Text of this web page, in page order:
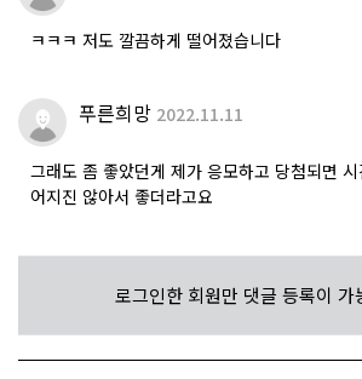
ㅋㅋㅋ 저도 깔끔하게 떨어졌습니다
푸른희망 2022.11.11
그래도 좀 좋았던게 제가 응모하고 당첨되면
어지진 않아서 좋더라고요
로그인한 회원만 댓글 등록이 가